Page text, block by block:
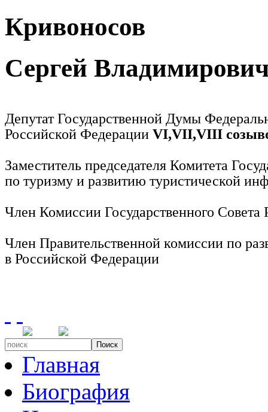
Кривоносов
Сергей
Депутат Государственной Думы
Российской Федерации VI,VII,VIII
Заместитель председателя Комитета
по туризму и развитию туристической
Член Комиссии Государственного
Член Правительственной комиссии по
в Российской Федерации
Поиск
Главная
Биография